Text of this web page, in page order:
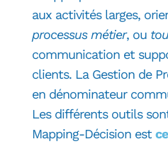
aux activités larges,
processus métier, ou
communication et
clients. La Gestion de
en dénominateur
Les différents outils
Mapping-Décision est